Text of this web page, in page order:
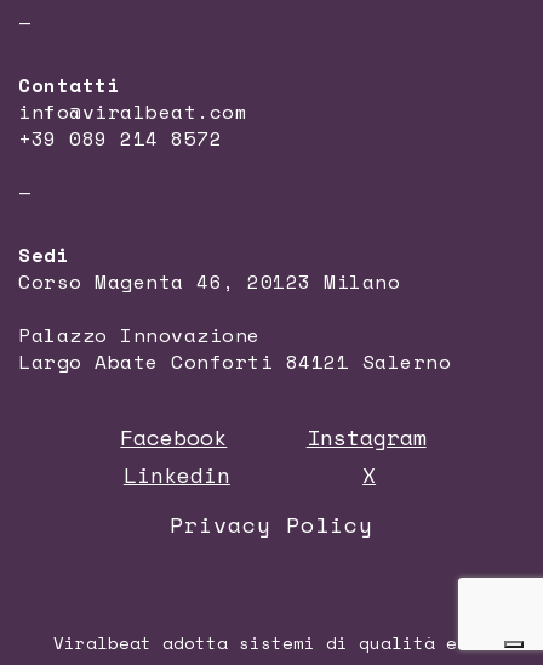
—
Contatti
info@viralbeat.com
+39 089 214 8572
—
Sedi
Corso Magenta 46, 20123 Milano
Palazzo Innovazione
Largo Abate Conforti 84121 Salerno
Facebook
Instagram
Linkedin
X
Privacy Policy
Viralbeat adotta sistemi di qualità e di